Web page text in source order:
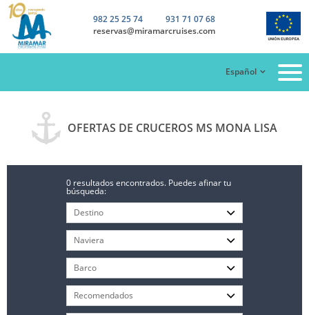
982 25 25 74
931 71 07 68
reservas@miramarcruises.com
Español
OFERTAS DE CRUCEROS MS MONA LISA
0 resultados encontrados. Puedes afinar tu
búsqueda: